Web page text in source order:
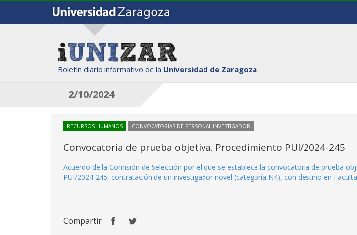
Boletín diario informativo de la Universidad de Zaragoza
2/10/2024
RECURSOS HUMANOS CONVOCATORIAS DE PERSONAL INVESTIGADOR
Convocatoria de prueba objetiva. Procedimiento PUI/2024-245
Acuerdo de la Comisión de Selección por el que se establece la convocatoria de prueba
PUI/2024-245, contratación de un investigador novel (categoría N4), con destino en
Compartir: